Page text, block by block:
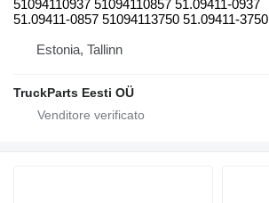
51094110937 51094110857 51.09411-0937
51.09411-0857 51094113750 51.09411-3750
Estonia, Tallinn
TruckParts Eesti OÜ